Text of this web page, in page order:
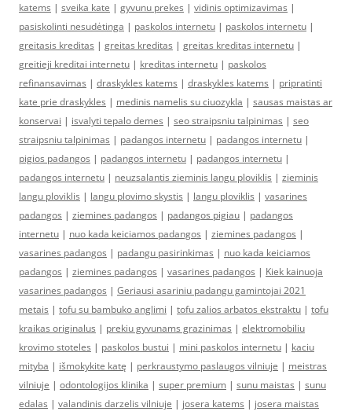
katems | sveika kate | gyvunu prekes | vidinis optimizavimas |
pasiskolinti nesudėtinga | paskolos internetu | paskolos internetu |
greitasis kreditas | greitas kreditas | greitas kreditas internetu |
greitieji kreditai internetu | kreditas internetu | paskolos
refinansavimas | draskykles katems | draskykles katems | pripratinti
kate prie draskykles | medinis namelis su ciuozykla | sausas maistas ar
konservai | isvalyti tepalo demes | seo straipsniu talpinimas | seo
straipsniu talpinimas | padangos internetu | padangos internetu |
pigios padangos | padangos internetu | padangos internetu |
padangos internetu | neuzsalantis zieminis langu ploviklis | zieminis
langu ploviklis | langu plovimo skystis | langu ploviklis | vasarines
padangos | ziemines padangos | padangos pigiau | padangos
internetu | nuo kada keiciamos padangos | ziemines padangos |
vasarines padangos | padangu pasirinkimas | nuo kada keiciamos
padangos | ziemines padangos | vasarines padangos | Kiek kainuoja
vasarines padangos | Geriausi asariniu padangu gamintojai 2021
metais | tofu su bambuko anglimi | tofu zalios arbatos ekstraktu | tofu
kraikas originalus | prekiu gyvunams grazinimas | elektromobiliu
krovimo stoteles | paskolos bustui | mini paskolos internetu | kaciu
mityba | išmokykite katę | perkraustymo paslaugos vilniuje | meistras
vilniuje | odontologijos klinika | super premium | sunu maistas | sunu
edalas | valandinis darzelis vilniuje | josera katems | josera maistas